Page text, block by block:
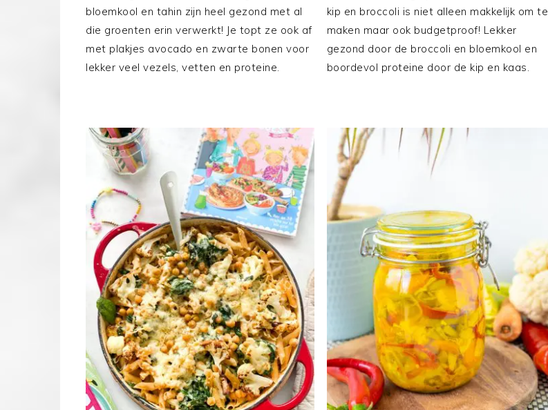
bloemkool en tahin zijn heel gezond met al
die groenten erin verwerkt! Je topt ze ook af
met plakjes avocado en zwarte bonen voor
lekker veel vezels, vetten en proteine.
kip en broccoli is niet alleen makkelijk om te
maken maar ook budgetproof! Lekker
gezond door de broccoli en bloemkool en
boordevol proteine door de kip en kaas.